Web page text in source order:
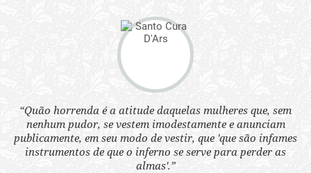
“Quão horrenda é a atitude daquelas mulheres que, sem
nenhum pudor, se vestem imodestamente e anunciam
publicamente, em seu modo de vestir, que 'que são infames
instrumentos de que o inferno se serve para perder as
almas'.”